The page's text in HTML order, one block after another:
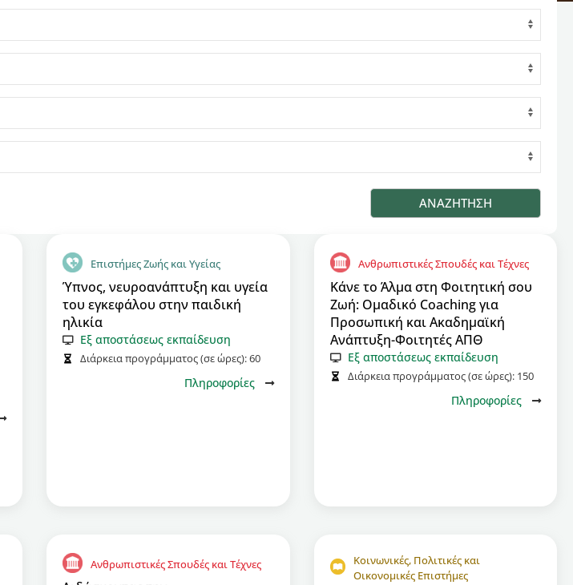
Επιστήμες Ζωής και Υγείας
Ύπνος, νευροανάπτυξη και υγεία
του εγκεφάλου στην παιδική
ηλικία
Εξ αποστάσεως εκπαίδευση
Διάρκεια προγράμματος (σε ώρες):60
Πληροφορίες
Ανθρωπιστικές Σπουδές και Τέχνες
Κάνε το Άλμα στη Φοιτητική σου
Ζωή: Ομαδικό Coaching για
Προσωπική και Ακαδημαϊκή
Ανάπτυξη-Φοιτητές ΑΠΘ
Εξ αποστάσεως εκπαίδευση
Διάρκεια προγράμματος (σε ώρες): 150
Πληροφορίες
Ανθρωπιστικές Σπουδές και Τέχνες
Κοινωνικές, Πολιτικές και
Οικονομικές Επιστήμες